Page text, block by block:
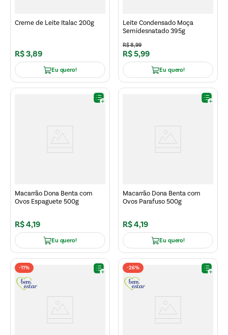
Creme de Leite Italac 200g
R$3,89
Eu quero!
Leite Condensado Moça
Semidesnatado 395g
R$8,99
R$5,99
Eu quero!
Macarrão Dona Benta com
Ovos Espaguete 500g
R$4,19
Eu quero!
Macarrão Dona Benta com
Ovos Parafuso 500g
R$4,19
Eu quero!
-11% -26%